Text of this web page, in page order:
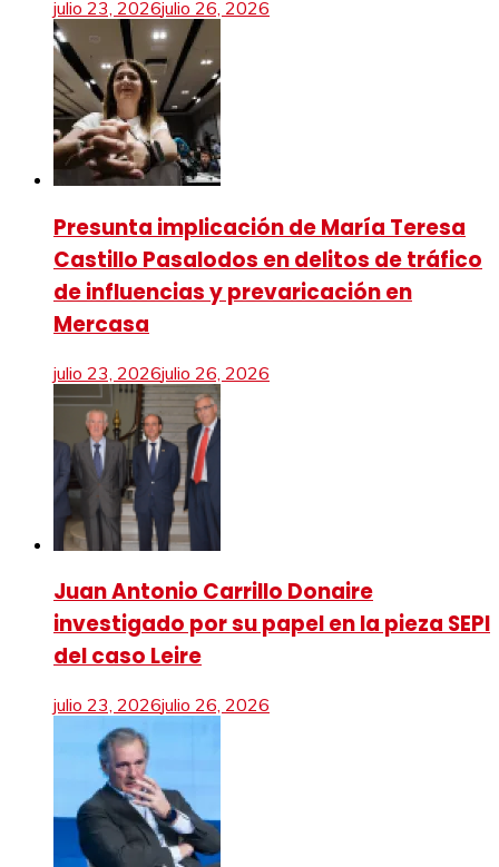
julio 23, 2026julio 26, 2026
Presunta implicación de María Teresa
Castillo Pasalodos en delitos de tráfico
de influencias y prevaricación en
Mercasa
julio 23, 2026julio 26, 2026
Juan Antonio Carrillo Donaire
investigado por su papel en la pieza SEPI
del caso Leire
julio 23, 2026julio 26, 2026